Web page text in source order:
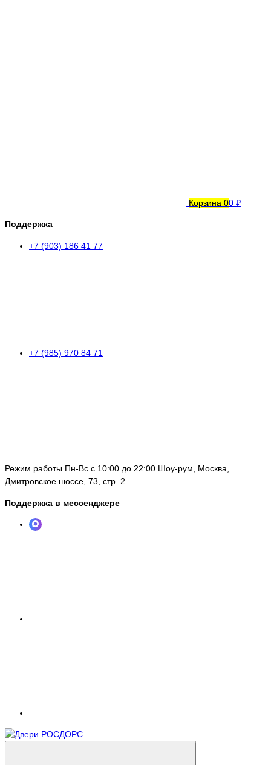
Корзина 00 ₽
Поддержка
+7 (903) 186 41 77
+7 (985) 970 84 71
Режим работы Пн-Вс с 10:00 до 22:00 Шоу-рум, Москва,
Дмитровское шоссе, 73, стр. 2
Поддержка в мессенджере